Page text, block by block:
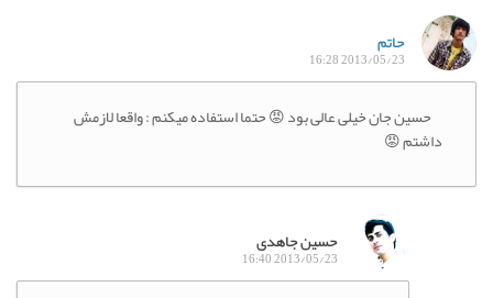
حاتم
2013/05/23 16:28
حسین جان خیلی عالی بود 😡 حتما استفاده میکنم : واقعا لازمش
داشتم 😡
حسین جاهدی
2013/05/23 16:40